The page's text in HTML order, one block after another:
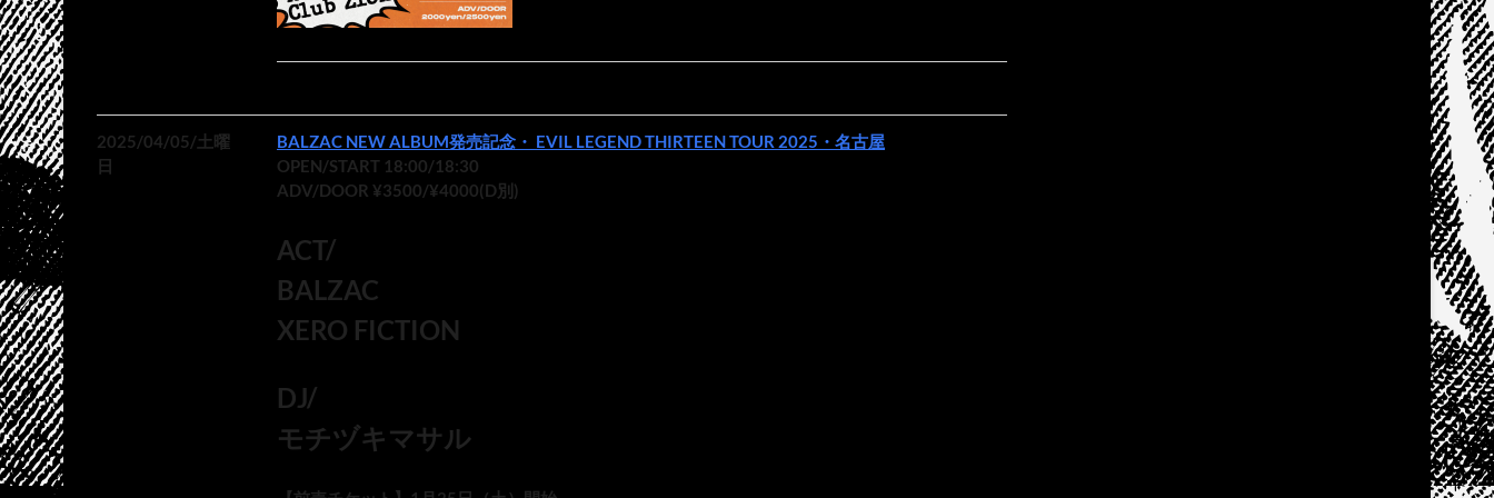
2025/04/05/土曜
日
BALZAC NEW ALBUM発売記念・ EVIL LEGEND THIRTEEN TOUR 2025・名古屋
OPEN/START 18:00/18:30
ADV/DOOR ¥3500/¥4000(D別)
ACT/
BALZAC
XERO FICTION
DJ/
モチヅキマサル